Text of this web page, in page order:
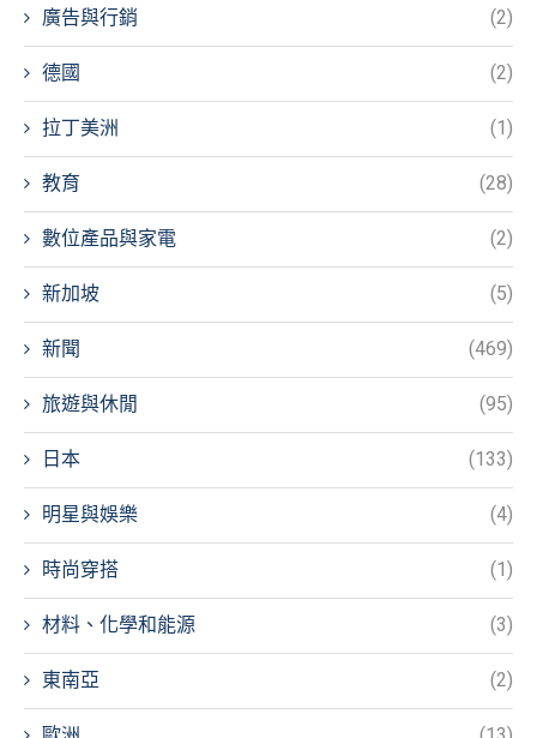
廣告與行銷 (2)
德國 (2)
拉丁美洲 (1)
教育 (28)
數位產品與家電 (2)
新加坡 (5)
新聞 (469)
旅遊與休閒 (95)
日本 (133)
明星與娛樂 (4)
時尚穿搭 (1)
材料、化學和能源 (3)
東南亞 (2)